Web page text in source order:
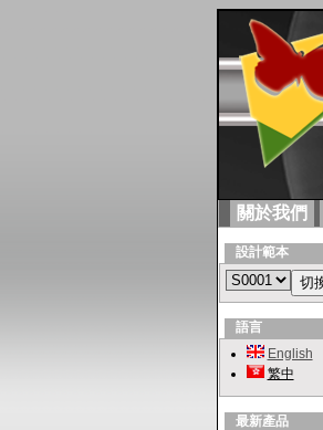
關於我們
設計範本
語言
English
繁中
最新產品